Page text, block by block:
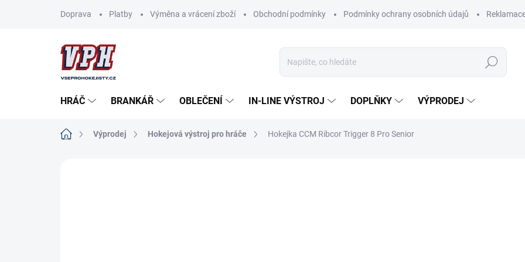
Doprava Platby Výměna a vrácení zboží Obchodní podmínky Podmínky ochrany osobních údajů
Hledat
HRÁČ BRANKÁŘ OBLEČENÍ IN-LINE VÝSTROJ DOPLŇKY VÝPRODEJ
Domů Výprodej Hokejová výstroj pro hráče Hokejka CCM Ribcor Trigger 8 Pro Senior